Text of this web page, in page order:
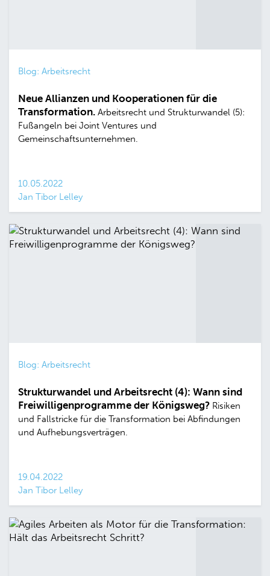
Blog: Arbeitsrecht
Neue Allianzen und Kooperationen für die
Transformation. Arbeitsrecht und Strukturwandel (5):
Fußangeln bei Joint Ventures und
Gemeinschaftsunternehmen.
10.05.2022
Jan Tibor Lelley
Blog: Arbeitsrecht
Strukturwandel und Arbeitsrecht (4): Wann sind
Freiwilligenprogramme der Königsweg? Risiken
und Fallstricke für die Transformation bei Abfindungen
und Aufhebungsverträgen.
19.04.2022
Jan Tibor Lelley